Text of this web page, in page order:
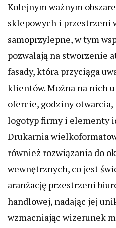
Kolejnym ważnym
sklepowych i przestrzeni
samoprzylepne, w tym
pozwalają na stworzenie
fasady, która przyciąga
klientów. Można na nich
ofercie, godziny otwarcia,
logotyp firmy i elementy
Drukarnia
również rozwiązania do
wewnętrznych, co jest
aranżację przestrzeni
handlowej, nadając jej
wzmacniając wizerunek